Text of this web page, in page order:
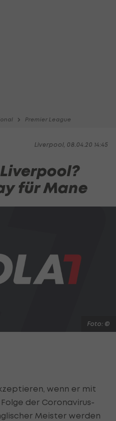
Premier League
Liverpool, 08.04.20 14:45
für Mane
Foto: ©
wenn er mit
Folge der Coronavirus-
Meister werden